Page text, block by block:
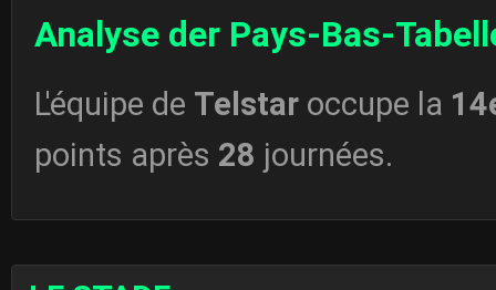
Analyse der Pays-Bas-
L'équipe de Telstar occupe la
points après 28 journées.